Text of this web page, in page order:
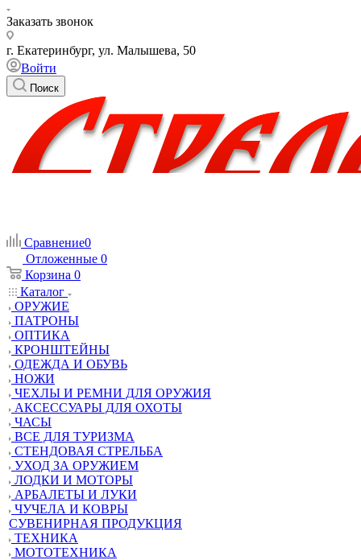
Заказать звонок
г. Екатеринбург, ул. Малышева, 50
Войти
Поиск
Сравнение0
Отложенные 0
Корзина 0
Каталог
ОРУЖИЕ
ПАТРОНЫ
ОПТИКА
КРОНШТЕЙНЫ
ОДЕЖДА И ОБУВЬ
НОЖИ
ЧЕХЛЫ И РЕМНИ ДЛЯ ОРУЖИЯ
АКСЕССУАРЫ ДЛЯ ОХОТЫ
ЧАСЫ
ВСЕ ДЛЯ ТУРИЗМА
СТЕНДОВАЯ СТРЕЛЬБА
УХОД ЗА ОРУЖИЕМ
ЛОДКИ И МОТОРЫ
АРБАЛЕТЫ И ЛУКИ
ЧУЧЕЛА И КОВРЫ
СУВЕНИРНАЯ ПРОДУКЦИЯ
ТЕХНИКА
МОТОТЕХНИКА